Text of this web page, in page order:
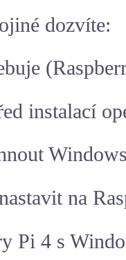
dozvíte:
instalací
na
Pi 4 s